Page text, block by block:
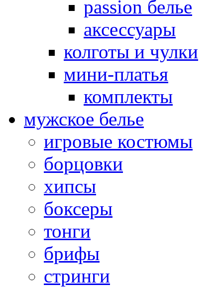
passion белье
аксессуары
колготы и чулки
мини-платья
комплекты
мужское белье
игровые костюмы
борцовки
хипсы
боксеры
тонги
брифы
стринги